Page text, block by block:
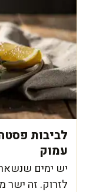
עמוק
יש ימים
לזרוק. זה ישר